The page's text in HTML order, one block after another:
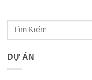
DỰ ÁN